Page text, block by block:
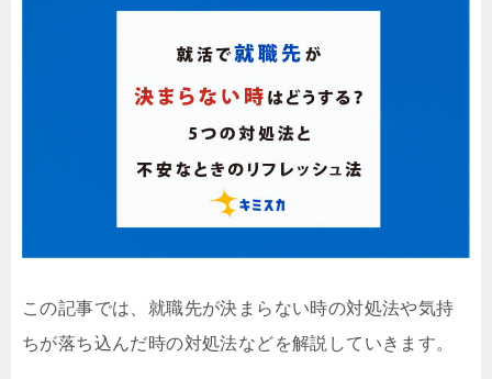
この記事では、就職先が決まらない時の対処法や気持
ちが落ち込んだ時の対処法などを解説していきます。